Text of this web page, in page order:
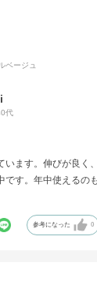
ベージュ
代
います。伸びが良く
です。年中使えるの
参考になった 0